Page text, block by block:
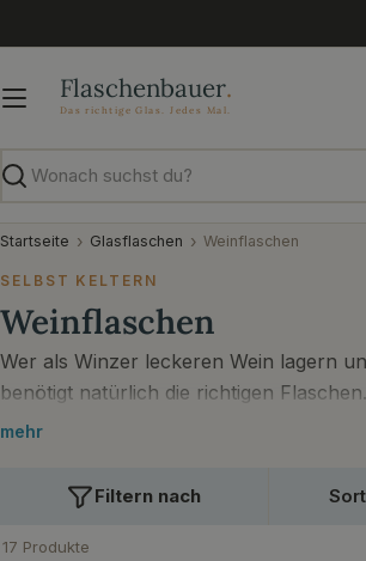
Inhalt
Suchen
Startseite Glasflaschen Weinflaschen
SELBST KELTERN
Weinflaschen
Wer als Winzer leckeren Wein lagern
benötigt natürlich die richtigen
von Flaschenbauer eine praktische und
Mindestbestellwert können. Sowohl
als auch Hobbywinzer können ihre
Zubehör bei uns bestellen.
mehr
17 Produkte
Filtern nach